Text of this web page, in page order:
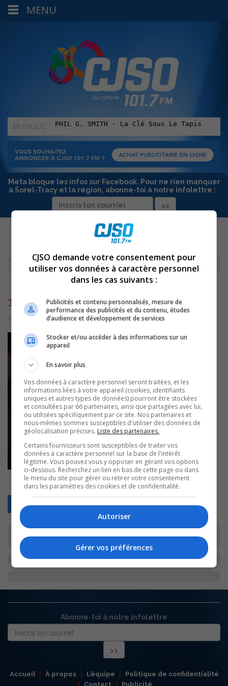
MUSIQUE
:
Meta bloque les infos sur Facebook. Pour ne rien manquer
à Sorel-Tracy et la région, abonne-toi à notre infolettre :
10252
7 juillet 2016 | Par admin
Retour
Abonne-toi à notre infolettre
Accueil À propos L’équipe
Politique de confidentialité
Contact
Publicité
MENU
CJSO demande votre consentement pour
utiliser vos données à caractère personnel
dans les cas suivants :
Publicités et contenu personnalisés, mesure de
performance des publicités et du contenu, études
d’audience et développement de services
Stocker et/ou accéder à des informations sur un
appareil
En savoir plus
Vos données à caractère personnel seront traitées, et les
informations liées à votre appareil (cookies, identifiants
uniques et autres types de données) pourront être stockées
et consultées par 66 partenaires, ainsi que partagées avec lui,
ou utilisées spécifiquement par ce site. Nos partenaires et
nous-mêmes sommes susceptibles d'utiliser des données de
géolocalisation précises. Liste des partenaires.
Certains fournisseurs sont susceptibles de traiter vos
données à caractère personnel sur la base de l'intérêt
légitime. Vous pouvez vous y opposer en gérant vos options
ci-dessous. Recherchez un lien en bas de cette page ou dans
le menu du site pour gérer ou retirer votre consentement
dans les paramètres des cookies et de confidentialité.
Autoriser
Gérer vos préférences